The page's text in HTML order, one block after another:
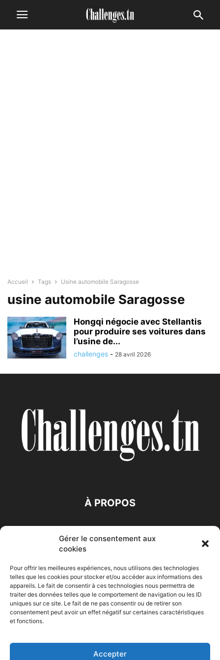
Gérer le consentement aux
cookies
Pour offrir les meilleures expériences, nous utilisons des technologies
telles que les cookies pour stocker et/ou accéder aux informations des
appareils. Le fait de consentir à ces technologies nous permettra de
traiter des données telles que le comportement de navigation ou les ID
uniques sur ce site. Le fait de ne pas consentir ou de retirer son
consentement peut avoir un effet négatif sur certaines caractéristiques
et fonctions.
Accepter
Accueil Tags Usine automobile Saragosse
usine automobile Saragosse
Hongqi négocie avec Stellantis
pour produire ses voitures dans
l’usine de...
challenges - 28 avril 2026
À PROPOS
Accueil Economie Entreprises Entrepreneur
Maghreb